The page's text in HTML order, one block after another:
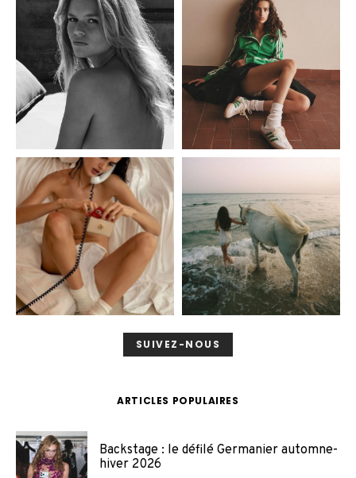
SUIVEZ-NOUS
ARTICLES POPULAIRES
Backstage : le défilé Germanier automne-
hiver 2026